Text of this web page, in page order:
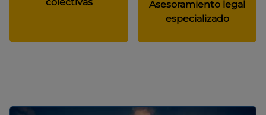
Asesoramiento legal
especializado